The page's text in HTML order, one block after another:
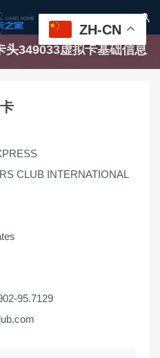

349033虚拟卡基础信息
CLUB INTERNATIONAL
95.7129
ZH-CN